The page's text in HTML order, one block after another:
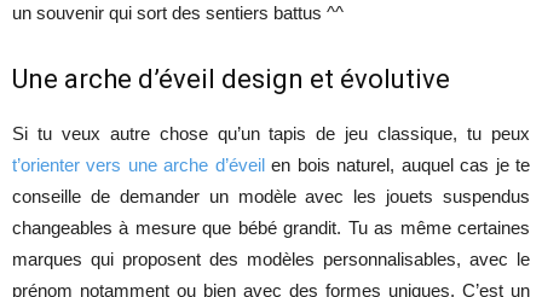
un souvenir qui sort des sentiers battus ^^
Une arche d’éveil design et évolutive
Si tu veux autre chose qu’un tapis de jeu classique, tu peux
t’orienter vers une arche d’éveilen bois naturel, auquel cas je te
conseille de demander un modèle avec les jouets suspendus
changeables à mesure que bébé grandit. Tu as même certaines
marques qui proposent des modèles personnalisables, avec le
prénom notamment ou bien avec des formes uniques. C’est un